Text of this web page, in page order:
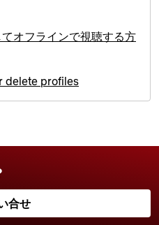
オフラインで視聴する方
delete profiles
合せ